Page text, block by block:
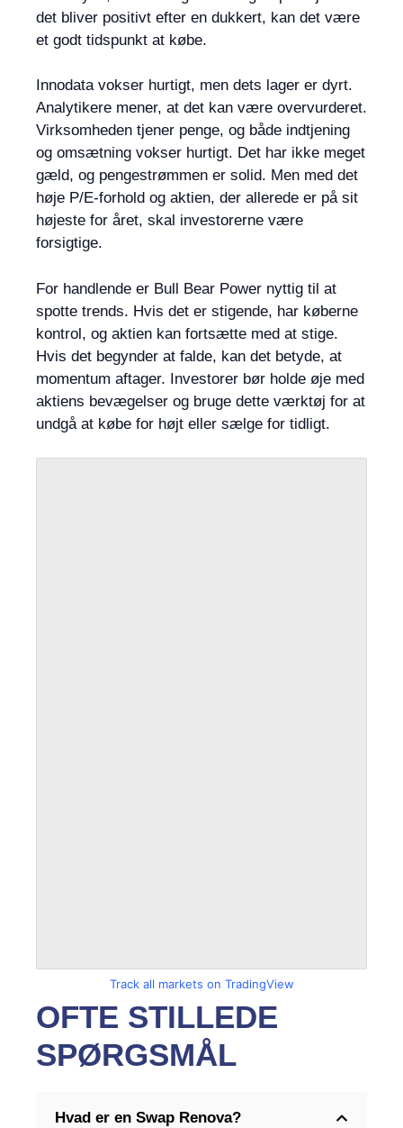
det bliver positivt efter en dukkert, kan det være
et godt tidspunkt at købe.
Innodata vokser hurtigt, men dets lager er dyrt.
Analytikere mener, at det kan være overvurderet.
Virksomheden tjener penge, og både indtjening
og omsætning vokser hurtigt. Det har ikke meget
gæld, og pengestrømmen er solid. Men med det
høje P/E-forhold og aktien, der allerede er på sit
højeste for året, skal investorerne være
forsigtige.
For handlende er Bull Bear Power nyttig til at
spotte trends. Hvis det er stigende, har køberne
kontrol, og aktien kan fortsætte med at stige.
Hvis det begynder at falde, kan det betyde, at
momentum aftager. Investorer bør holde øje med
aktiens bevægelser og bruge dette værktøj for at
undgå at købe for højt eller sælge for tidligt.
Track all markets on TradingView
OFTE STILLEDE
SPØRGSMÅL
Hvad er en Swap Renova?